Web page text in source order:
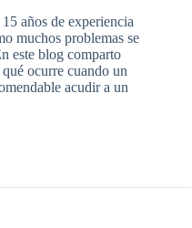
años de experiencia
muchos problemas se
este blog comparto
ocurre cuando un
acudir a un